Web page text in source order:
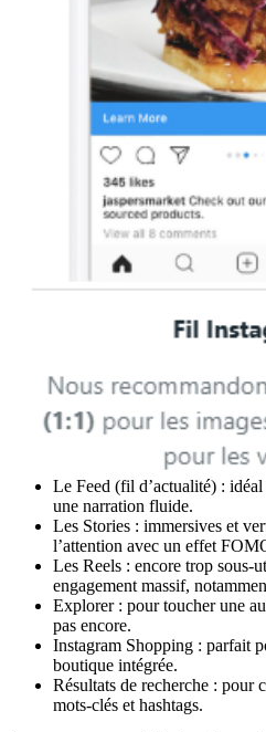
Le Feed (fil d’actualité) :
une narration fluide.
Les Stories : immersives et
l’attention avec un effet
Les Reels : encore trop sous-
engagement massif,
Explorer : pour toucher une
pas encore.
Instagram Shopping : parfait
boutique intégrée.
Résultats de recherche : pour
mots-clés et hashtags.